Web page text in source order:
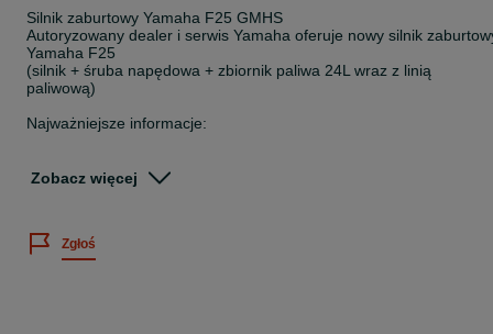
Silnik zaburtowy Yamaha F25 GMHS
Autoryzowany dealer i serwis Yamaha oferuje nowy silnik
Yamaha F25
(silnik + śruba napędowa + zbiornik paliwa 24L wraz z linią
paliwową)
Najważniejsze informacje:
-Moc: 25 KM
Zobacz więcej
Zgłoś